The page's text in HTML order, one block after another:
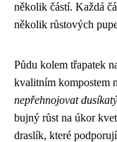
několik částí. Každá
několik růstových
Půdu kolem třapatek
kvalitním kompostem
nepřehnojovat
bujný růst na úkor
draslík, které